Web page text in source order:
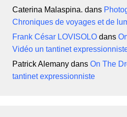
Caterina Malaspina. dans
Chroniques de voyages et de
Frank César LOVISOLO dans
Vidéo un tantinet
Patrick Alemany dansOn The
tantinet expressionniste